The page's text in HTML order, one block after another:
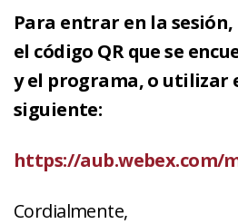
Para entrar en la
el código QR que se
y el programa, o utilizar
siguiente:
https://aub.webex.com/
Cordialmente,